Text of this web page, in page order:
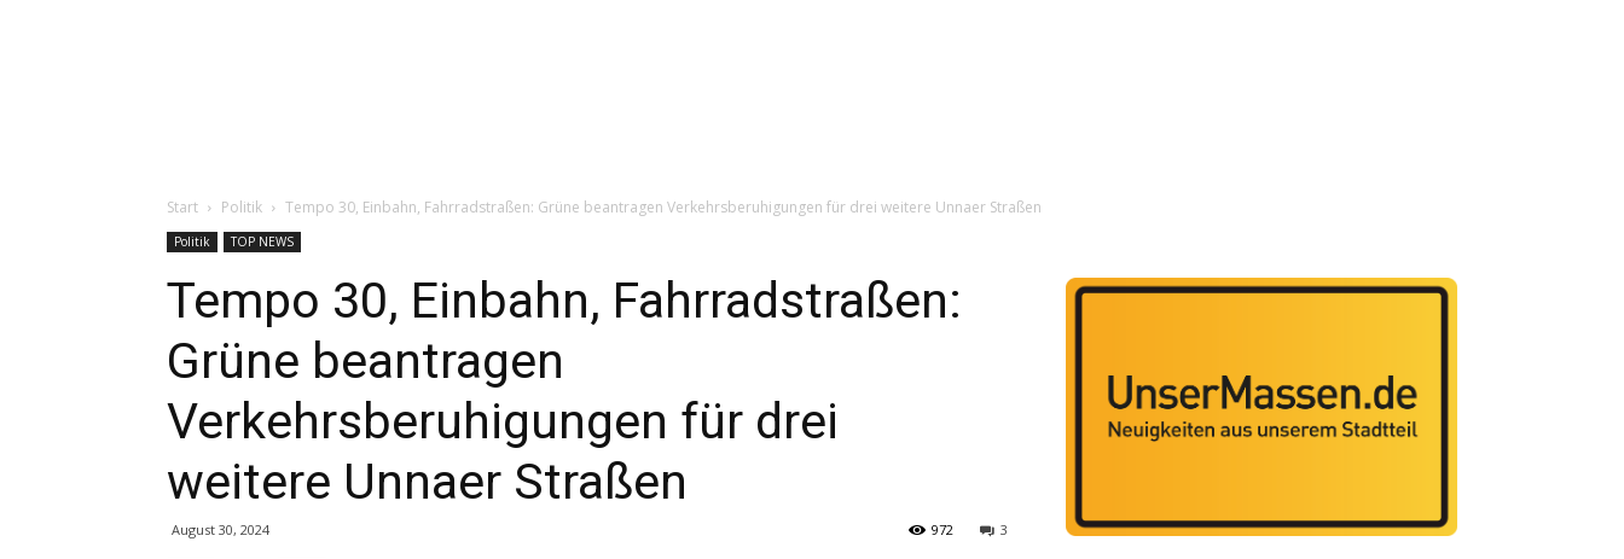
Start Politik Tempo 30, Einbahn, Fahrradstraßen: Grüne beantragen Verkehrsberuhigungen für drei weitere Unnaer Straßen
Politik TOP NEWS
Tempo 30, Einbahn, Fahrradstraßen:
Grüne beantragen
Verkehrsberuhigungen für drei
weitere Unnaer Straßen
August 30, 2024 3
972